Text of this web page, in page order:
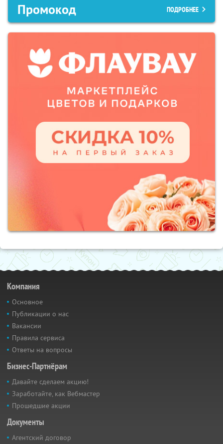
Промокод ПОДРОБНЕЕ
Компания
Основное
Публикации о нас
Вакансии
Правила сервиса
Ответы на вопросы
Бизнес-Партнёрам
Давайте сделаем акцию!
Заработайте, как Вебмастер
Прошедшие акции
Документы
Агентский договор